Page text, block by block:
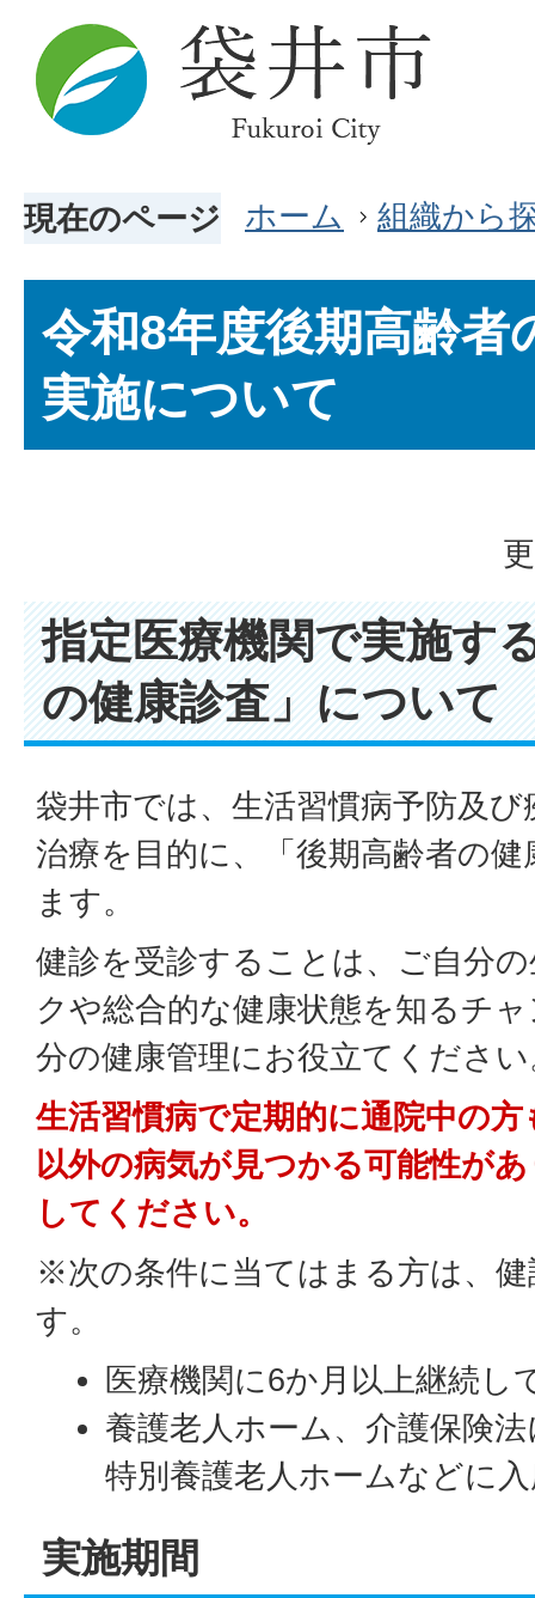
現在のページ ホーム 組織から
令和8年度後期高齢者
実施について
指定医療機関で実施す
の健康診査」について
袋井市では、生活習慣病予防及
治療を目的に、「後期高齢者の
ます。
健診を受診することは、ご自分
クや総合的な健康状態を知るチ
分の健康管理にお役立てくださ
生活習慣病で定期的に通院中の
以外の病気が見つかる可能性が
してください。
※次の条件に当てはまる方は、
す。
医療機関に6か月以上継続し
養護老人ホーム、介護保険
特別養護老人ホームなどに
実施期間